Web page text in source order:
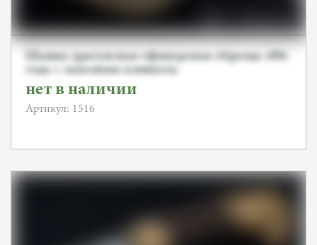
Шашка драгунская офицерская образца 1881
года с заказным клинком.
нет в наличии
Артикул: 1516